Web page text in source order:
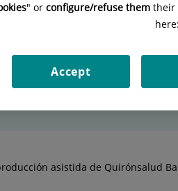
especialidad
visita gratis y ven a
asistida de Quirónsalud
" or configure/refuse them their
here:
Accept